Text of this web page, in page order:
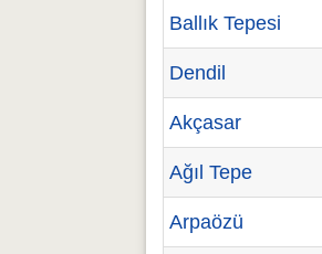
Ballık Tepesi
Dendil
Akçasar
Ağıl Tepe
Arpaözü